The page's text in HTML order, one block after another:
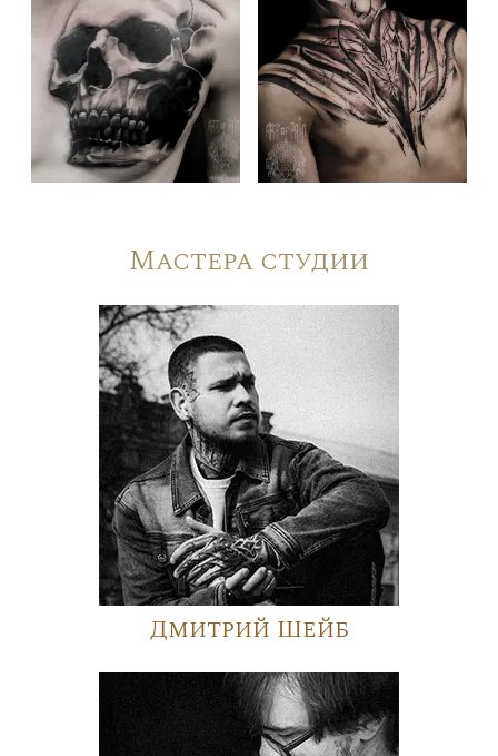
Мастера студии
Дмитрий Шейб